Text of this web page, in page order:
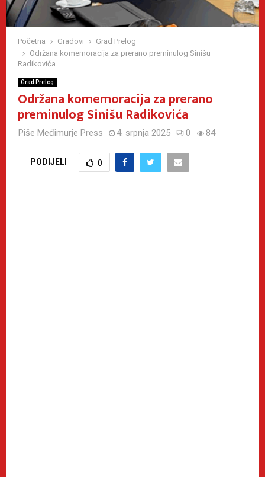
Početna Gradovi
Grad Prelog
Održana komemoracija za prerano preminulog Sinišu
Radikovića
Grad Prelog
Održana komemoracija za prerano
preminulog Sinišu Radikovića
Piše Međimurje Press 4. srpnja 2025 0 84
PODIJELI 0